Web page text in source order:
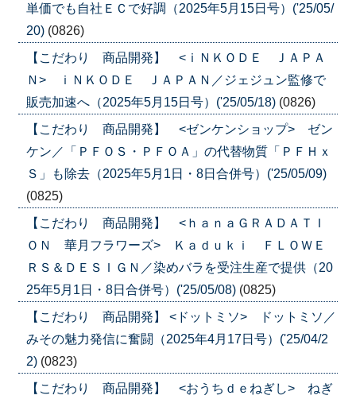
単価でも自社ＥＣで好調（2025年5月15日号）('25/05/
20) (0826)
【こだわり 商品開発】 <ｉＮＫＯＤＥ ＪＡＰＡ
Ｎ> ｉＮＫＯＤＥ ＪＡＰＡＮ／ジェジュン監修で
販売加速へ（2025年5月15日号）('25/05/18) (0826)
【こだわり 商品開発】 <ゼンケンショップ> ゼン
ケン／「ＰＦＯＳ・ＰＦＯＡ」の代替物質「ＰＦＨｘ
Ｓ」も除去（2025年5月1日・8日合併号）('25/05/09)
(0825)
【こだわり 商品開発】 <ｈａｎａＧＲＡＤＡＴＩ
ＯＮ 華月フラワーズ> Ｋａｄｕｋｉ ＦＬＯＷＥ
ＲＳ＆ＤＥＳＩＧＮ／染めバラを受注生産で提供（20
25年5月1日・8日合併号）('25/05/08) (0825)
【こだわり 商品開発】 <ドットミソ> ドットミソ／
みその魅力発信に奮闘（2025年4月17日号）('25/04/2
2) (0823)
【こだわり 商品開発】 <おうちｄｅねぎし> ねぎ